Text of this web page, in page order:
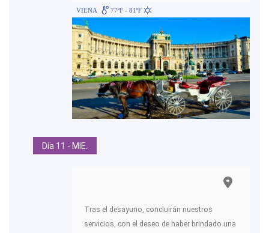
VIENA 77ºF - 81ºF
Día 11 - MIE.
Tras el desayuno, concluirán nuestros
servicios, con el deseo de haber brindado una